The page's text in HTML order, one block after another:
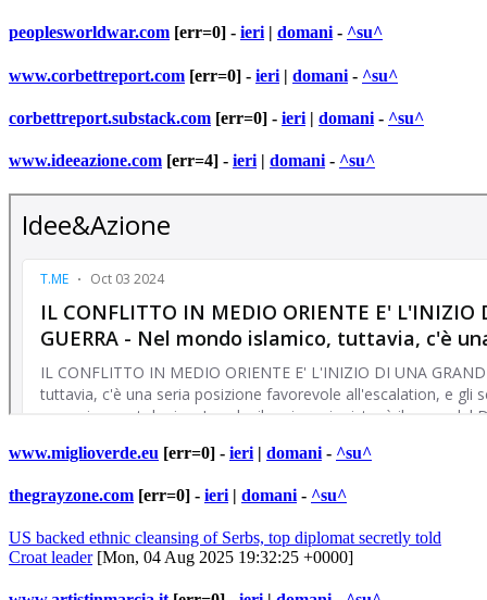
peoplesworldwar.com [err=0] - ieri | domani - ^su^
www.corbettreport.com [err=0] - ieri | domani - ^su^
corbettreport.substack.com [err=0] - ieri | domani - ^su^
www.ideeazione.com [err=4] - ieri | domani - ^su^
www.miglioverde.eu [err=0] - ieri | domani - ^su^
thegrayzone.com [err=0] - ieri | domani - ^su^
US backed ethnic cleansing of Serbs, top diplomat secretly told
Croat leader[Mon, 04 Aug 2025 19:32:25 +0000]